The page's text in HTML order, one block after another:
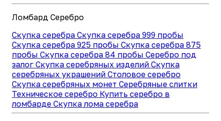
Ломбард Серебро
Скупка серебра Скупка серебра 999 пробы
Скупка серебра 925 пробы Скупка серебра 875
пробы Скупка серебра 84 пробы Серебро под
залог Скупка серебряных изделий Скупка
серебряных украшений Столовое серебро
Скупка серебряных монет Серебряные слитки
Техническое серебро Купить серебро в
ломбарде Скупка лома серебра